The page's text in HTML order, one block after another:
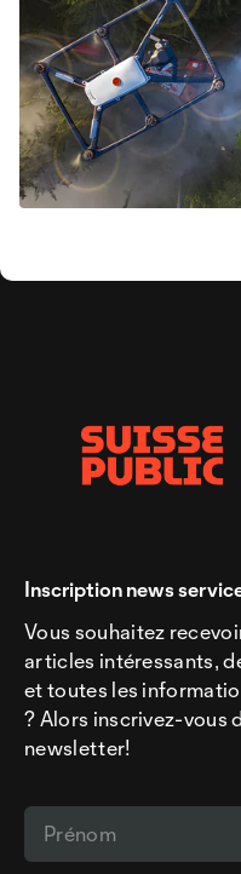
Inscription news
Vous souhaitez
articles intéressants,
et toutes les
? Alors inscrivez-vous
newsletter!